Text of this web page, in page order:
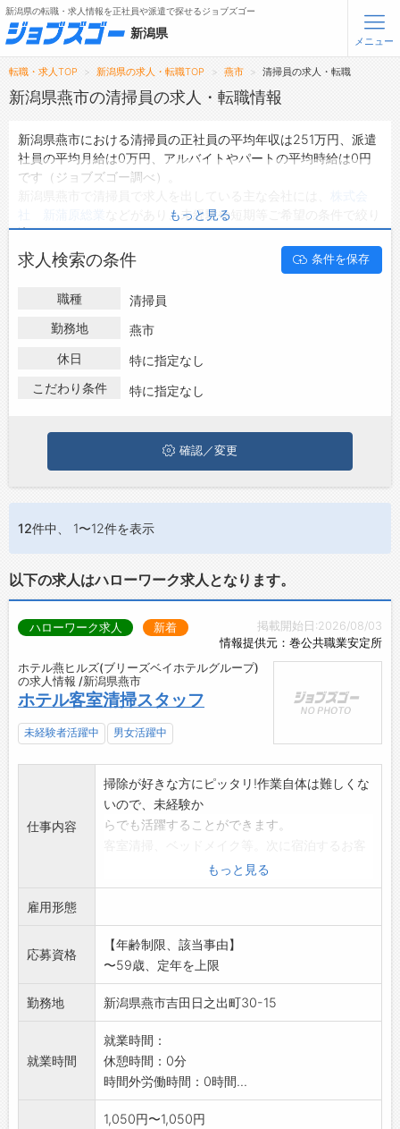
無料会員登録 ログイン
メニュー
トップ
転職支援サービスについて
転職ノウハウ(応募書類の書き方・面接対策など)
ジョブズゴーについて
会社概要
新潟県の転職・求人情報を正社員や派遣で探せるジョブズゴー
新潟県
メニュー
転職・求人TOP 新潟県の求人・転職TOP 燕市 清掃員の求人・転職
新潟県燕市の清掃員の求人・転職情報
新潟県燕市における清掃員の正社員の平均年収は251万円、派遣
社員の平均月給は0万円、アルバイトやパートの平均時給は0円
です（ジョブズゴー調べ）。
などがあり、未経験や短期等ご希望の条件で絞り
込みができます。
新潟県燕市の地域密着型の求人サイトであるジョブズゴーでは新
潟県燕市の求人情報を1件取り扱っており、そのうち正社員の求
は1件、
件です。
ハローワークにはない求人も多数扱っており、転職だけでなく、
燕市で清掃員の求人・転職情報を探している方は、ぜひ興味のあ
る職種に応募してみてくださいね。
もっと見る
求人検索の条件 条件を保存
職種
清掃員
勤務地
燕市
休日
特に指定なし
こだわり条件
特に指定なし
確認／変更
12件中、 1〜12件を表示
以下の求人はハローワーク求人となります。
掲載開始日:2026/08/03
情報提供元：巻公共職業安定所
ハローワーク求人 新着
ホテル燕ヒルズ(ブリーズベイホテルグループ)
の求人情報 /新潟県燕市
ホテル客室清掃スタッフ
未経験者活躍中 男女活躍中
仕事内容
掃除が好きな方にピッタリ!作業自体は難しくな
いので、未経験か
らでも活躍することができます。
様が気持ちよく過ご
せるように、丁寧な清掃を心掛けましょう。綺
た時は達成感がありますよ。
*応募前職場見学希望の方は、ハローワークへご
相談ください。
変更範囲:変更なし
もっと見る
雇用形態
応募資格
【年齢制限、該当事由】
〜59歳、定年を上限
勤務地 新潟県燕市吉田日之出町30-15
就業時間
就業時間：
休憩時間：0分
時間外労働時間：0時間...
1,050円〜1,050円